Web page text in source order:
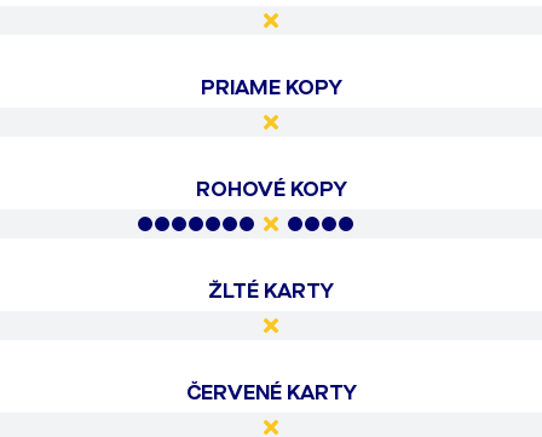
PRIAME KOPY
ROHOVÉ KOPY
ŽLTÉ KARTY
ČERVENÉ KARTY